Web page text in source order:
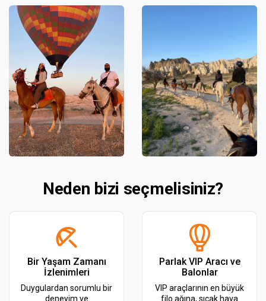
Neden bizi seçmelisiniz?
Bir Yaşam Zamanı
İzlenimleri
Duygulardan sorumlu bir
deneyim ve
Parlak VIP Aracı ve
Balonlar
VIP araçlarının en büyük
filo ağına, sıcak hava